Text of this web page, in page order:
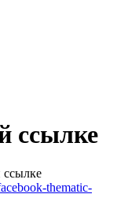
ссылке
thematic-